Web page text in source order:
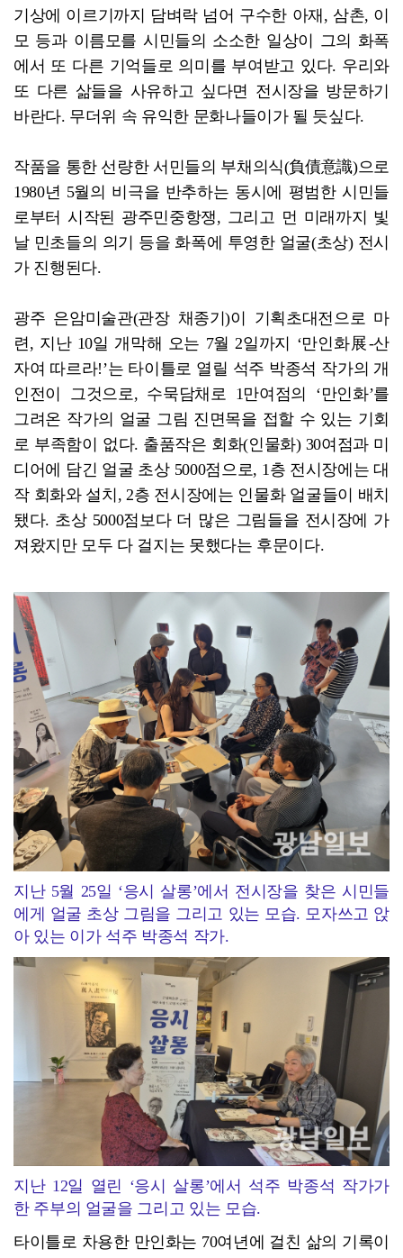
기상에 이르기까지 담벼락 넘어 구수한 아재, 삼촌, 이
모 등과 이름모를 시민들의 소소한 일상이 그의 화폭
에서 또 다른 기억들로 의미를 부여받고 있다. 우리와
또 다른 삶들을 사유하고 싶다면 전시장을 방문하기
바란다. 무더위 속 유익한 문화나들이가 될 듯싶다.
작품을 통한 선량한 서민들의 부채의식(負債意識)으로
1980년 5월의 비극을 반추하는 동시에 평범한 시민들
로부터 시작된 광주민중항쟁, 그리고 먼 미래까지 빛
날 민초들의 의기 등을 화폭에 투영한 얼굴(초상) 전시
가 진행된다.
광주 은암미술관(관장 채종기)이 기획초대전으로 마
련, 지난 10일 개막해 오는 7월 2일까지 ‘만인화展-산
자여 따르라!’는 타이틀로 열릴 석주 박종석 작가의 개
인전이 그것으로, 수묵담채로 1만여점의 ‘만인화’를
그려온 작가의 얼굴 그림 진면목을 접할 수 있는 기회
로 부족함이 없다. 출품작은 회화(인물화) 30여점과 미
디어에 담긴 얼굴 초상 5000점으로, 1층 전시장에는 대
작 회화와 설치, 2층 전시장에는 인물화 얼굴들이 배치
됐다. 초상 5000점보다 더 많은 그림들을 전시장에 가
져왔지만 모두 다 걸지는 못했다는 후문이다.
지난 5월 25일 ‘응시 살롱’에서 전시장을 찾은 시민들
에게 얼굴 초상 그림을 그리고 있는 모습. 모자쓰고 앉
아 있는 이가 석주 박종석 작가.
지난 12일 열린 ‘응시 살롱’에서 석주 박종석 작가가
한 주부의 얼굴을 그리고 있는 모습.
타이틀로 차용한 만인화는 70여년에 걸친 삶의 기록이